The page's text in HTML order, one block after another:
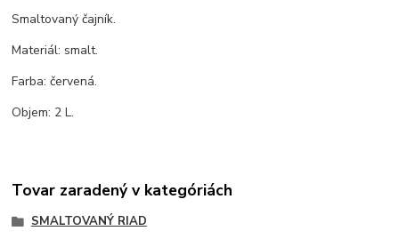
Smaltovaný čajník.
Materiál: smalt.
Farba: červená.
Objem: 2 L.
Tovar zaradený v kategóriách
SMALTOVANÝ RIAD